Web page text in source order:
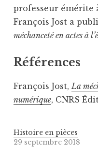
professeur émérite
François Jost a
méchanceté en actes à
Références
François Jost, La
numérique, CNRS
Histoire en pièces
29 septembre 2018